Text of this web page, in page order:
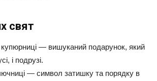
свят
— вишуканий подарунок, який
і подрузі.
— символ затишку та порядку в